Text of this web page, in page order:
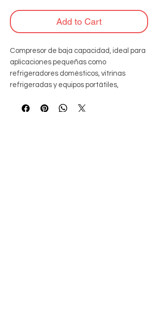
Add to Cart
Compresor de baja capacidad, ideal para
aplicaciones pequeñas como
refrigeradores domésticos, vitrinas
refrigeradas y equipos portátiles,
eficiente en sistemas compactos de